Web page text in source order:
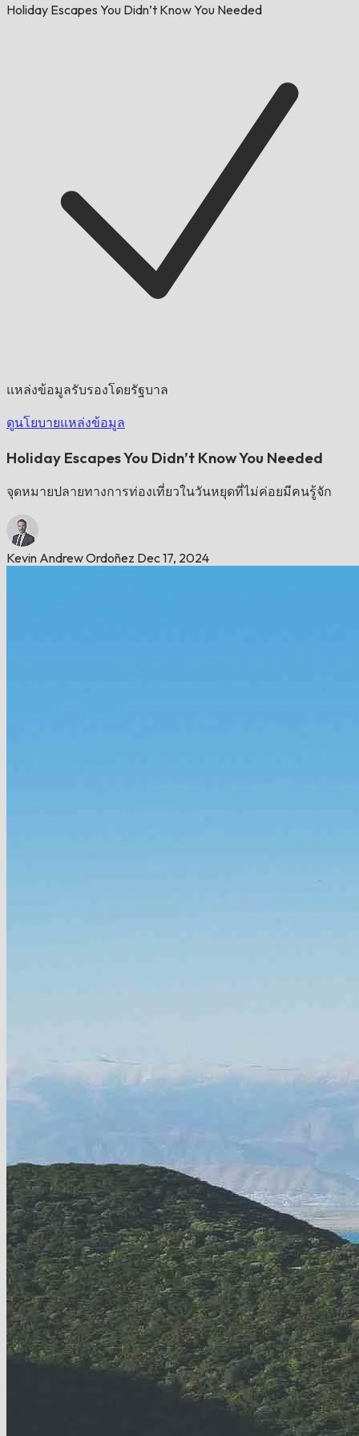
Holiday Escapes You Didn’t Know You Needed
แหล่งข้อมูลรับรองโดยรัฐบาล
ดูนโยบายแหล่งข้อมูล
Holiday Escapes You Didn’t Know You Needed
จุดหมายปลายทางการท่องเที่ยวในวันหยุดที่ไม่ค่อยมีคนรู้จัก
Kevin Andrew Ordoñez Dec 17, 2024